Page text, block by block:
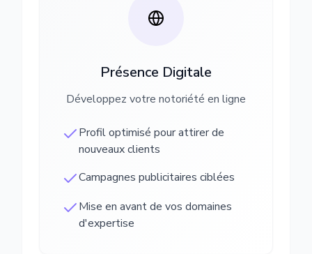
Présence Digitale
Développez votre notoriété en ligne
Profil optimisé pour attirer de
nouveaux clients
Campagnes publicitaires ciblées
Mise en avant de vos domaines
d'expertise